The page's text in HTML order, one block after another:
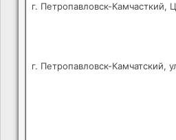
г. Петропавловск-Камчасткий,
г. Петропавловск-Камчатский,